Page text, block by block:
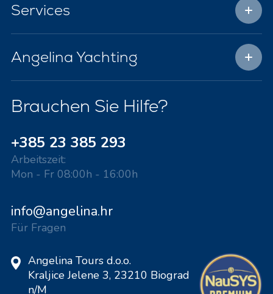
Services
Angelina Yachting
Brauchen Sie Hilfe?
+385 23 385 293
Arbeitszeit:
Mon - Fr 08:00h - 16:00h
info@angelina.hr
Für Fragen
Angelina Tours d.o.o.
Kraljice Jelene 3, 23210 Biograd
n/M